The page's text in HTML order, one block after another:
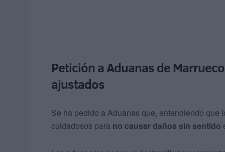
Petición a Aduanas de
ajustados
Se ha pedido a Aduanas que, entendiendo que
cuidadosos para no causar daños sin sentido